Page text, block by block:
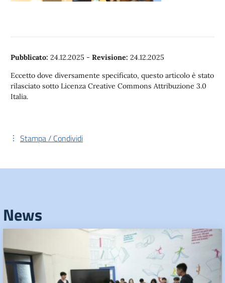
Pubblicato: 24.12.2025 - Revisione: 24.12.2025
Eccetto dove diversamente specificato, questo articolo è stato
rilasciato sotto Licenza Creative Commons Attribuzione 3.0
Italia.
Stampa / Condividi
News